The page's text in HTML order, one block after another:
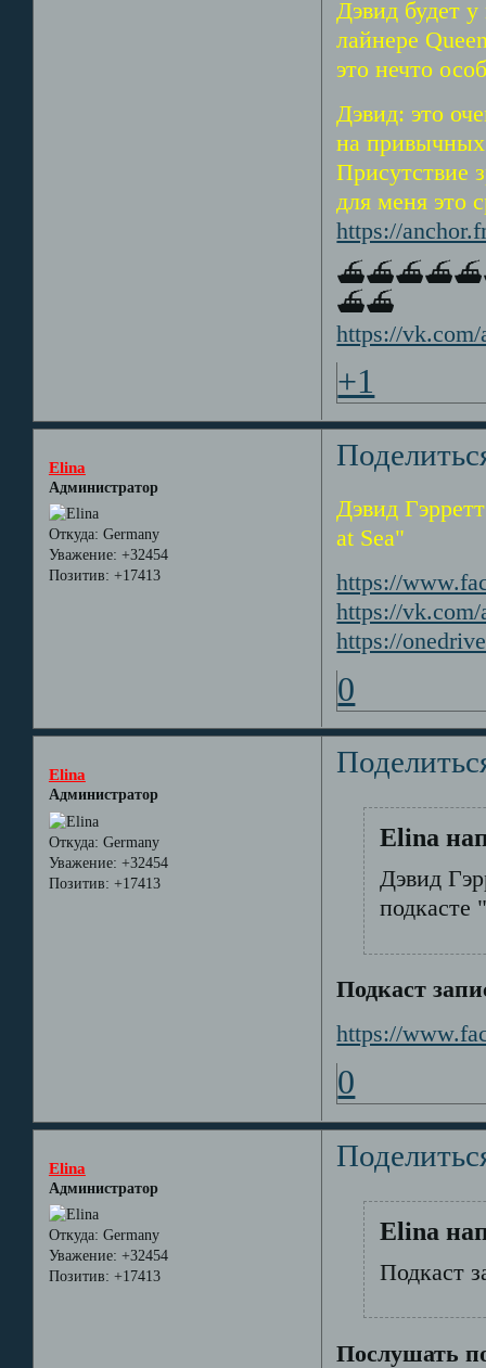
Дэвид будет
лайнере
это нечто
Дэвид: это
на
Присутствие
для меня это
https://
⛴⛴
https://
+1
Elina
Администратор
Откуда: Germany
Уважение: +32454
Позитив: +17413
Дэвид
at Sea"
https://
https://
https://
0
Elina
Администратор
Откуда: Germany
Уважение: +32454
Позитив: +17413
Elina
Дэвид
подкасте
Подкаст
https://
0
Elina
Администратор
Откуда: Germany
Уважение: +32454
Позитив: +17413
Elina
Подкаст
Послушать